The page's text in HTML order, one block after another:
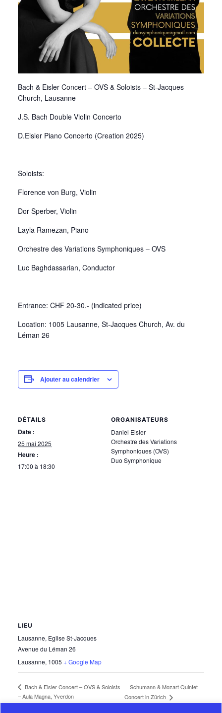
Bach & Eisler Concert – OVS & Soloists – St-Jacques
Church, Lausanne
J.S. Bach Double Violin Concerto
D.Eisler Piano Concerto (Creation 2025)
Soloists:
Florence von Burg, Violin
Dor Sperber, Violin
Layla Ramezan, Piano
Orchestre des Variations Symphoniques – OVS
Luc Baghdassarian, Conductor
Entrance: CHF 20-30.- (indicated price)
Location: 1005 Lausanne, St-Jacques Church, Av. du
Léman 26
Ajouter au calendrier
DÉTAILS
Date :
25 mai 2025
Heure :
17:00 à 18:30
ORGANISATEURS
Daniel Eisler
Orchestre des Variations
Symphoniques (OVS)
Duo Symphonique
LIEU
Lausanne, Eglise St-Jacques
Avenue du Léman 26
Lausanne, 1005 + Google Map
Bach & Eisler Concert – OVS & Soloists
– Aula Magna, Yverdon
Schumann & Mozart Quintet
Concert in Zürich